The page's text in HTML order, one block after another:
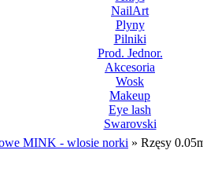
NailArt
Plyny
Pilniki
Prod. Jednor.
Akcesoria
Wosk
Makeup
Eye lash
Swarovski
MINK - wlosie norki » Rzęsy